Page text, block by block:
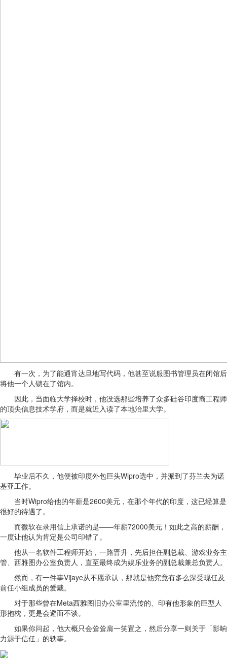
有一次，为了能通宵达旦地写代码，他甚至说服图书管理员在闭馆后
将他一个人锁在了馆内。
因此，当面临大学择校时，他没选那些培养了众多硅谷印度裔工程师
的顶尖信息技术学府，而是就近入读了本地治里大学。
毕业后不久，他便被印度外包巨头Wipro选中，并派到了芬兰去为诺
基亚工作。
当时Wipro给他的年薪是2600美元，在那个年代的印度，这已经算是
很好的待遇了。
而微软在录用信上承诺的是——年薪72000美元！如此之高的薪酬，
一度让他认为肯定是公司印错了。
他从一名软件工程师开始，一路晋升，先后担任副总裁、游戏业务主
管、西雅图办公室负责人，直至最终成为娱乐业务的副总裁兼总负责人。
然而，有一件事Vijaye从不愿承认，那就是他究竟有多么深受现任及
前任小组成员的爱戴。
对于那些曾在Meta西雅图旧办公室里流传的、印有他形象的巨型人
形抱枕，更是会避而不谈。
如果你问起，他大概只会耸耸肩一笑置之，然后分享一则关于「影响
力源于信任」的轶事。